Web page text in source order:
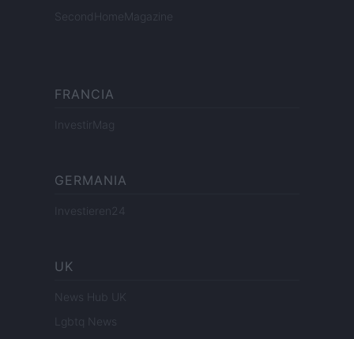
SecondHomeMagazine
FRANCIA
InvestirMag
GERMANIA
Investieren24
UK
News Hub UK
Lgbtq News